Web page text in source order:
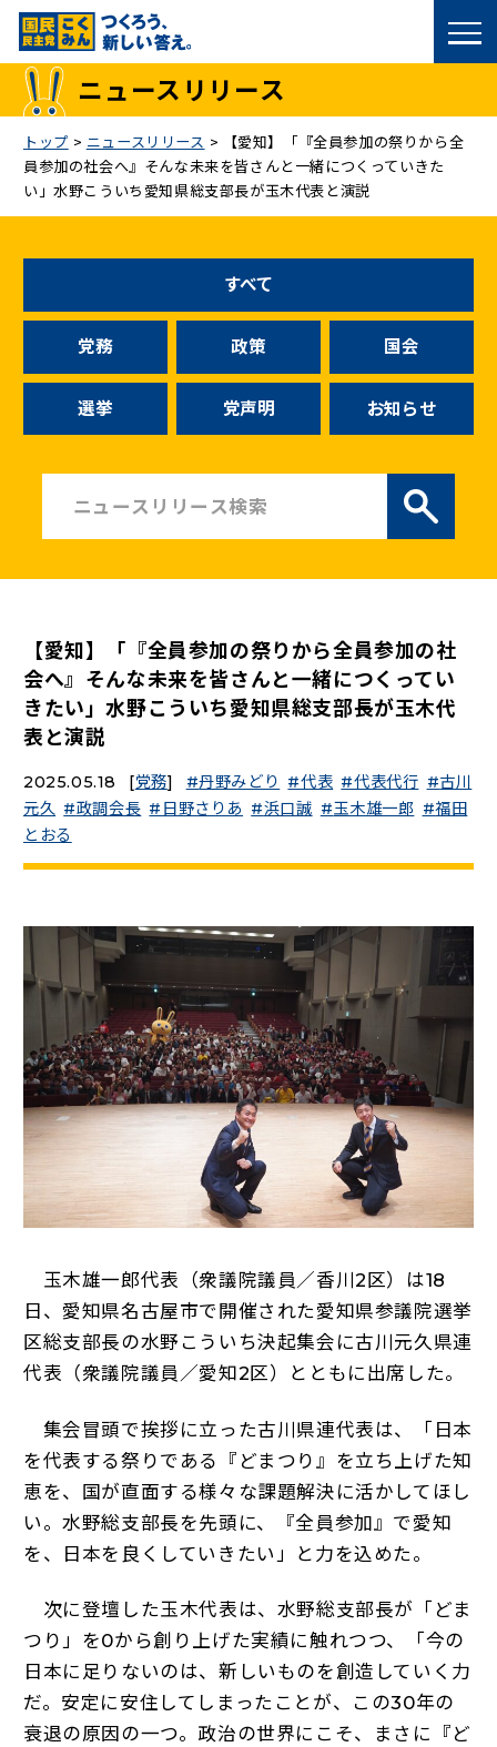
国民民主党トップ
議員
候補者公募
こくみん政治塾
党基本情報
参加・サポート
Go!Go!こくみんストア
TEAMこくみんうさぎ
こくみんオンラインスクール（新しいタブで開く）
国民民主党学生部
プライバシーポリシー
特定商取引法に基づく表記
ニュースリリース
トップ > ニュースリリース >
【愛知】「『全員参加の祭りから全
員参加の社会へ』そんな未来を皆さんと一緒につくっていきた
い」水野こういち愛知県総支部長が玉木代表と演説
すべて
党務 政策 国会
選挙 党声明 お知らせ
【愛知】「『全員参加の祭りから全員参加の社
会へ』そんな未来を皆さんと一緒につくってい
きたい」水野こういち愛知県総支部長が玉木代
表と演説
2025.05.18 [党務] 丹野みどり 代表 代表代行
古川
元久
政調会長 日野さりあ 浜口誠 玉木雄一郎
福田
とおる
玉木雄一郎代表（衆議院議員／香川2区）は18
日、愛知県名古屋市で開催された愛知県参議院選挙
区総支部長の水野こういち決起集会に古川元久県連
代表（衆議院議員／愛知2区）とともに出席した。
集会冒頭で挨拶に立った古川県連代表は、「日本
を代表する祭りである『どまつり』を立ち上げた知
恵を、国が直面する様々な課題解決に活かしてほし
い。水野総支部長を先頭に、『全員参加』で愛知
を、日本を良くしていきたい」と力を込めた。
次に登壇した玉木代表は、水野総支部長が「どま
つり」を0から創り上げた実績に触れつつ、「今の
日本に足りないのは、新しいものを創造していく力
だ。安定に安住してしまったことが、この30年の
衰退の原因の一つ。政治の世界にこそ、まさに『ど